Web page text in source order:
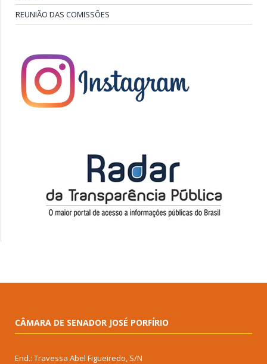
REUNIÃO DAS COMISSÕES
CÂMARA DE SENADOR JOSÉ PORFÍRIO
End.: Travessa Abel Figueiredo, S/N